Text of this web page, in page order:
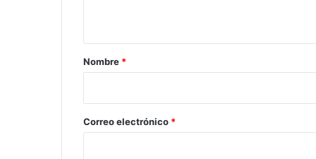
r
*
Nombre *
Correo electrónico *